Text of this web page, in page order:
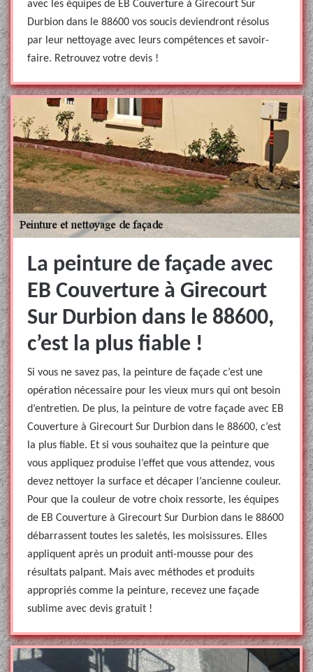
avec les équipes de EB Couverture à Girecourt Sur
Durbion dans le 88600 vos soucis deviendront résolus
par leur nettoyage avec leurs compétences et savoir-
faire. Retrouvez votre devis !
La peinture de façade avec
EB Couverture à Girecourt
Sur Durbion dans le 88600,
c’est la plus fiable !
Si vous ne savez pas, la peinture de façade c’est une
opération nécessaire pour les vieux murs qui ont besoin
d’entretien. De plus, la peinture de votre façade avec EB
Couverture à Girecourt Sur Durbion dans le 88600, c’est
la plus fiable. Et si vous souhaitez que la peinture que
vous appliquez produise l’effet que vous attendez, vous
devez nettoyer la surface et décaper l’ancienne couleur.
Pour que la couleur de votre choix ressorte, les équipes
de EB Couverture à Girecourt Sur Durbion dans le 88600
débarrassent toutes les saletés, les moisissures. Elles
appliquent après un produit anti-mousse pour des
résultats palpant. Mais avec méthodes et produits
appropriés comme la peinture, recevez une façade
sublime avec devis gratuit !